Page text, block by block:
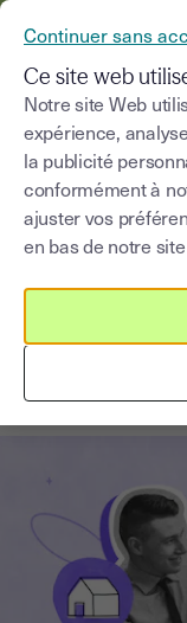
Blog
Choisir une catégorie
Remise
chez le
Continuer sans
Ce site web
Notre site Web
expérience,
la publicité
conformément à
ajuster vos
en bas de notre